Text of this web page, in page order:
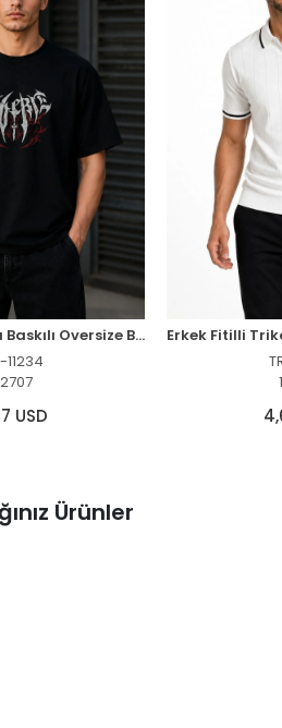
Erkek Gotik Yazı Baskılı Oversize Bisiklet Yaka T-Shirt - Siyah
11234
USD
Ürünler